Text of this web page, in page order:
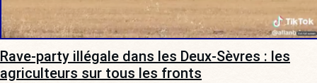
Rave-party illégale dans les Deux-Sèvres : les
agriculteurs sur tous les fronts